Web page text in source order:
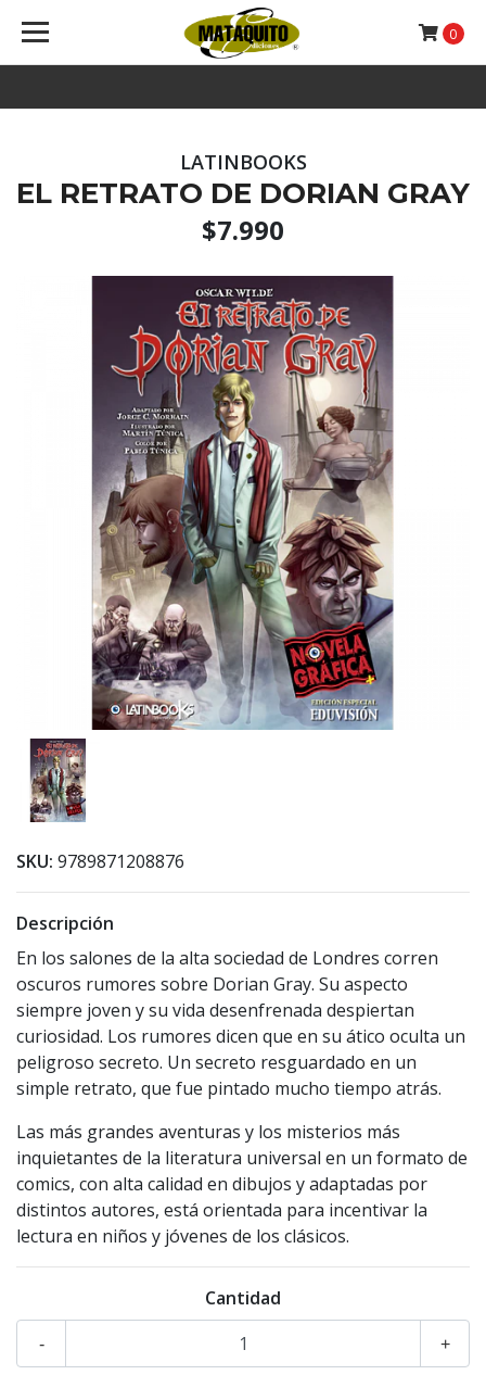
0
LATINBOOKS
EL RETRATO DE DORIAN GRAY
$7.990
SKU: 9789871208876
Descripción
En los salones de la alta sociedad de Londres corren
oscuros rumores sobre Dorian Gray. Su aspecto
siempre joven y su vida desenfrenada despiertan
curiosidad. Los rumores dicen que en su ático oculta un
peligroso secreto. Un secreto resguardado en un
simple retrato, que fue pintado mucho tiempo atrás.
Las más grandes aventuras y los misterios más
inquietantes de la literatura universal en un formato de
comics, con alta calidad en dibujos y adaptadas por
distintos autores, está orientada para incentivar la
lectura en niños y jóvenes de los clásicos.
Cantidad
+
-